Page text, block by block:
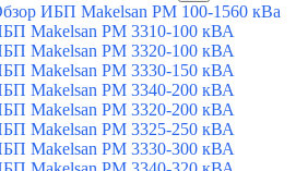
ИБП Makelsan PM 100-1560 кВа
Makelsan PM 3310-100 кВА
Makelsan PM 3320-100 кВА
Makelsan PM 3330-150 кВА
Makelsan PM 3340-200 кВА
Makelsan PM 3320-200 кВА
Makelsan PM 3325-250 кВА
Makelsan PM 3330-300 кВА